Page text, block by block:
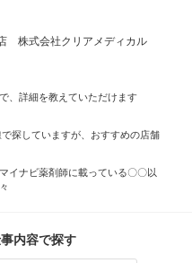
株式会社クリアメディカル
、詳細を教えていただけます
探していますが、おすすめの店舗
イナビ薬剤師に載っている〇〇以
内容で探す